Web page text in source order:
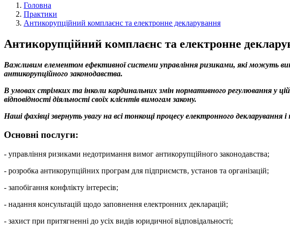
Головна
Практики
Антикорупційний комплаєнс та електронне декларування
Антикорупційний комплаєнс та електронне
Важливим елементом ефективної системи управління ризиками, які можуть
антикорупційного законодавства.
В умовах стрімких та інколи кардинальних змін нормативного регулювання у
відповідності діяльності своїх клієнтів вимогам закону.
Наші фахівці звернуть увагу на всі тонкощі процесу електронного
Основні послуги:
- управління ризиками недотримання вимог антикорупційного законодавства;
- розробка антикорупційних програм для підприємств, установ та організацій;
- запобігання конфлікту інтересів;
- надання консультацій щодо заповнення електронних декларацій;
- захист при притягненні до усіх видів юридичної відповідальності;